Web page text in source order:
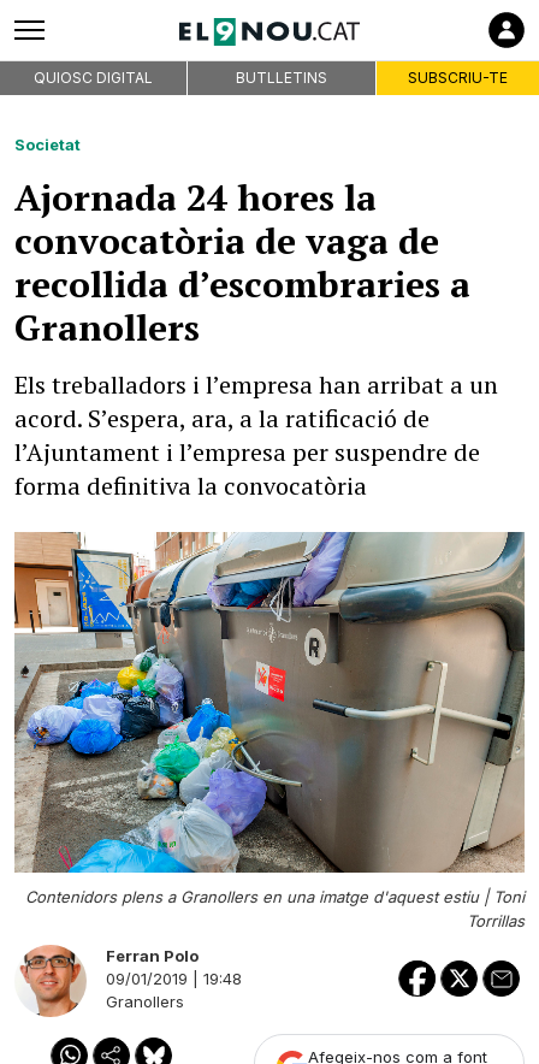
QUIOSC DIGITAL BUTLLETINS SUBSCRIU-TE
Societat
Ajornada 24 hores la
convocatòria de vaga de
recollida d’escombraries a
Granollers
Els treballadors i l’empresa han arribat a un
acord. S’espera, ara, a la ratificació de
l’Ajuntament i l’empresa per suspendre de
forma definitiva la convocatòria
Contenidors plens a Granollers en una imatge d'aquest estiu | Toni
Torrillas
Ferran Polo
09/01/2019 | 19:48
Granollers
Afegeix-nos com a font